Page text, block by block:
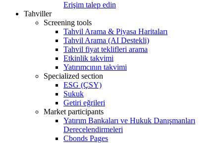
Erişim talep edin
Tahviller
Screening tools
Tahvil Arama & Piyasa Haritaları
Tahvil Arama (AI Destekli)
Tahvil fiyat teklifleri arama
Etkinlik takvimi
Yatırımcının takvimi
Specialized section
ESG (ÇSY)
Sukuk
Getiri eğrileri
Market participants
Yatırım Bankaları ve Hukuk Danışmanları
Derecelendirmeleri
Cbonds Pages